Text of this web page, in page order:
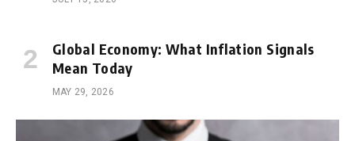
Global Economy: What Inflation Signals
Mean Today
MAY 29, 2026